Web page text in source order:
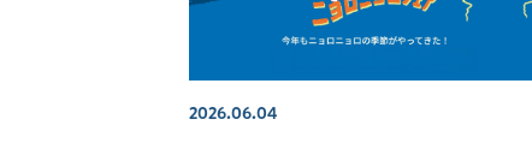
2026.06.04